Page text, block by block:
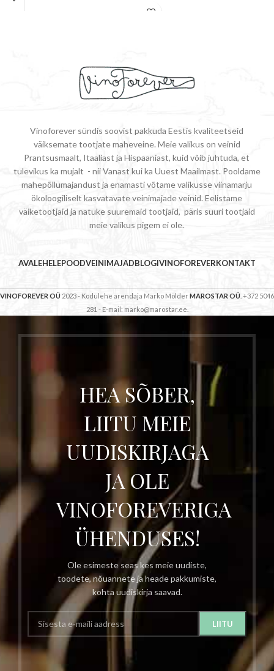
Värske ja
Vinoforever sündis soovist pakkuda Eestis kvaliteetseid
väiksemate tootjate maheveine. Meie valikus on veinid
Prantsusmaalt, Itaaliast ja Hispaaniast, kuid võib juhtuda, et
tulevikus ka mujalt - nii Vanast kui ka Uuest Maailmast. Pooldame
mahepõllumajandust ja enamasti võtame valikusse viinamarju
ökoloogiliselt kasvatavate veinimajade veinid. Eelistame
väiketootjaid ja natuke suuremaid tootjaid, päris suuri tootjaid
meie valikus pigem ei ole.
AVALEHELEPOODVEINIMAJADBLOGIVINOFOREVERKONTAKT
VINOFOREVER OÜ 2023 - Kodulehe arendaja Marko MölderMAROSTAR OÜ . +372 5046
281 - E-mail: marko@marostar.ee.
HEA SÕBER,
LIITU MEIE
UUDISKIRJAGA
JA OLE
VINOFOREVERIGA
ÜHENDUSES!
Ole esimeste seas kes meie uudiste,
toodete, nõuannete ja heade pakkumiste,
kohta uudiskirja saavad.